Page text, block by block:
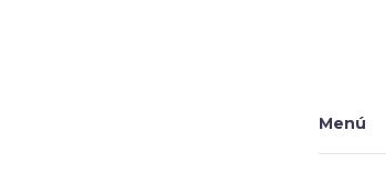
Menú